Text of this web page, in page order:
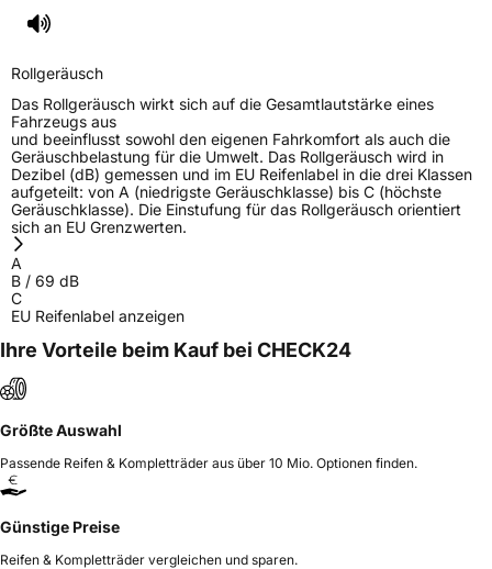
Rollgeräusch
Das Rollgeräusch wirkt sich auf die Gesamtlautstärke eines
Fahrzeugs aus
und beeinflusst sowohl den eigenen Fahrkomfort als auch die
Geräuschbelastung für die Umwelt. Das Rollgeräusch wird in
Dezibel (dB) gemessen und im EU Reifenlabel in die drei Klassen
aufgeteilt: von A (niedrigste Geräuschklasse) bis C (höchste
Geräuschklasse). Die Einstufung für das Rollgeräusch orientiert
sich an EU Grenzwerten.
A
B / 69 dB
C
EU Reifenlabel anzeigen
Ihre Vorteile beim Kauf bei CHECK24
Größte Auswahl
Passende Reifen & Kompletträder aus über 10 Mio. Optionen finden.
Günstige Preise
Reifen & Kompletträder vergleichen und sparen.